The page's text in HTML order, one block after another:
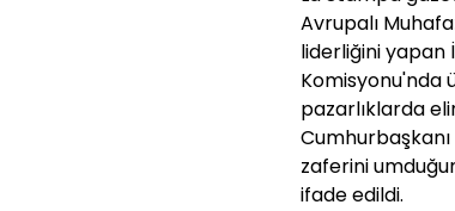
Avrupalı
liderliğini yapan
Komisyonu'nda
pazarlıklarda
zaferini
ifade edildi.